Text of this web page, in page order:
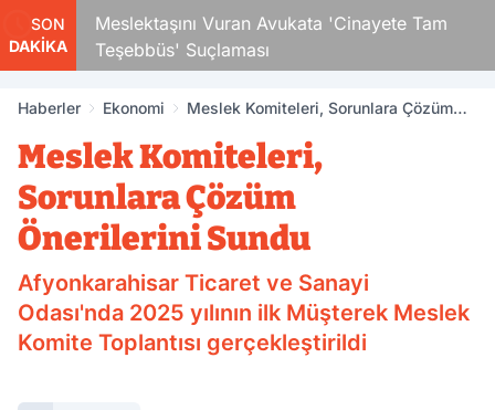
SON
DAKİKA
Meslektaşını Vuran Avukata 'Cinayete Tam
Teşebbüs' Suçlaması
Haberler Ekonomi
Meslek Komiteleri, Sorunlara Çözüm
Meslek Komiteleri,
Sorunlara Çözüm
Önerilerini Sundu
Afyonkarahisar Ticaret ve Sanayi
Odası'nda 2025 yılının ilk Müşterek Meslek
Komite Toplantısı gerçekleştirildi